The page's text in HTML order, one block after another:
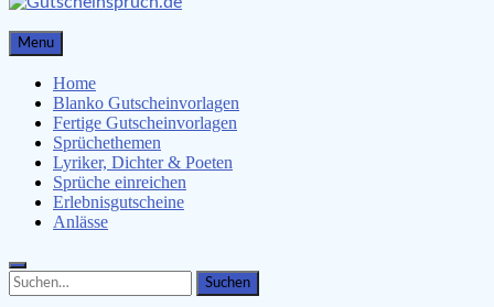
Gutscheinspruch.de
Gutscheinsprüche & Gutscheinvorlagen finden
Menu
Home
Blanko Gutscheinvorlagen
Fertige Gutscheinvorlagen
Sprüchethemen
Lyriker, Dichter & Poeten
Sprüche einreichen
Erlebnisgutscheine
Anlässe
Search
for:
Search